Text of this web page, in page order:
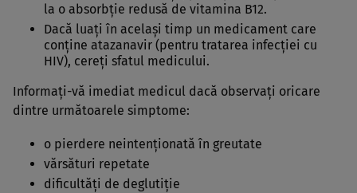
la o absorbţie redusă de vitamina B12.
Dacă luaţi în acelaşi timp un medicament care
conţine atazanavir (pentru tratarea infecţiei cu
HIV), cereţi sfatul medicului.
Informaţi-vă imediat medicul dacă observaţi oricare
dintre următoarele simptome:
o pierdere neintenţionată în greutate
vărsături repetate
dificultăţi de deglutiţie